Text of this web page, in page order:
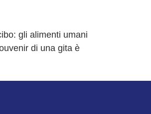
: gli alimenti umani
di una gita è